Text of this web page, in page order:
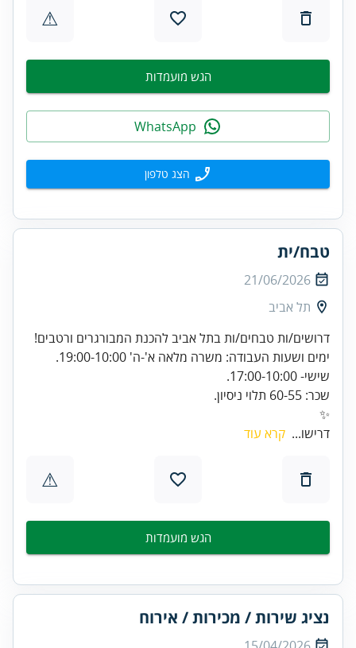
⚠
הגש מועמדות
הצג טלפון
טבח/ית
21/06/2026
תל אביב
✨
דרישו... קרא עוד
⚠
הגש מועמדות
נציג שירות / מכירות / אירוח